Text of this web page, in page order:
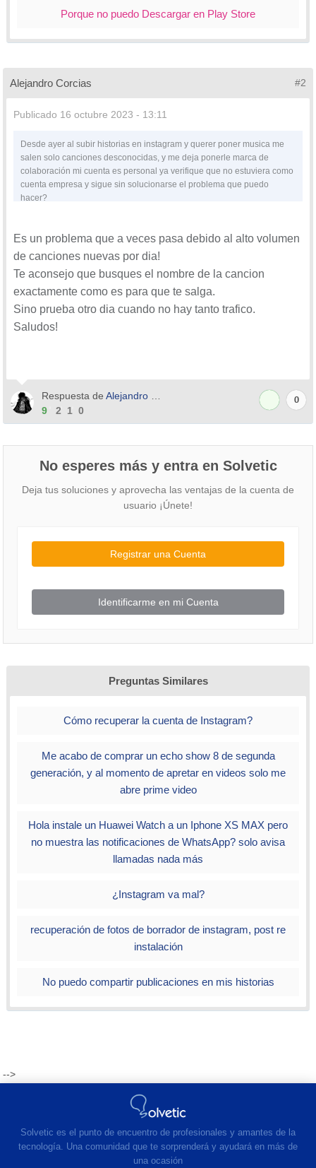
Porque no puedo Descargar en Play Store
Alejandro Corcias #2
Publicado 16 octubre 2023 - 13:11
Desde ayer al subir historias en instagram y querer poner musica me
salen solo canciones desconocidas, y me deja ponerle marca de
colaboración mi cuenta es personal ya verifique que no estuviera como
cuenta empresa y sigue sin solucionarse el problema que puedo
hacer?
Es un problema que a veces pasa debido al alto volumen
de canciones nuevas por dia!
Te aconsejo que busques el nombre de la cancion
exactamente como es para que te salga.
Sino prueba otro dia cuando no hay tanto trafico.
Saludos!
Respuesta de Alejandro Corcias
9
2 1 0
0
No esperes más y entra en Solvetic
Deja tus soluciones y aprovecha las ventajas de la cuenta de
usuario ¡Únete!
Registrar una Cuenta
Identificarme en mi Cuenta
Preguntas Similares
Cómo recuperar la cuenta de Instagram?
Me acabo de comprar un echo show 8 de segunda
generación, y al momento de apretar en videos solo me
abre prime video
Hola instale un Huawei Watch a un Iphone XS MAX pero
no muestra las notificaciones de WhatsApp? solo avisa
llamadas nada más
¿Instagram va mal?
recuperación de fotos de borrador de instagram, post re
instalación
No puedo compartir publicaciones en mis historias
-->
Solvetic es el punto de encuentro de profesionales y amantes de la
tecnología. Una comunidad que te sorprenderá y ayudará en más de
una ocasión